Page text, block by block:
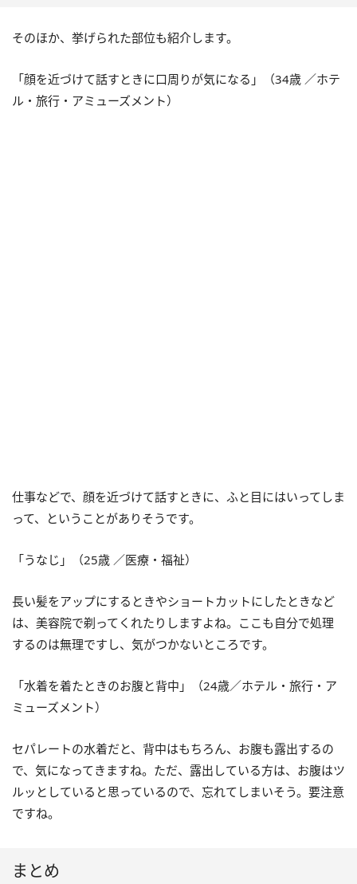
そのほか、挙げられた部位も紹介します。
「顔を近づけて話すときに口周りが気になる」（34歳 ／ホテ
ル・旅行・アミューズメント）
仕事などで、顔を近づけて話すときに、ふと目にはいってしま
って、ということがありそうです。
「うなじ」（25歳 ／医療・福祉）
長い髪をアップにするときやショートカットにしたときなど
は、美容院で剃ってくれたりしますよね。ここも自分で処理
するのは無理ですし、気がつかないところです。
「水着を着たときのお腹と背中」（24歳／ホテル・旅行・ア
ミューズメント）
セパレートの水着だと、背中はもちろん、お腹も露出するの
で、気になってきますね。ただ、露出している方は、お腹はツ
ルッとしていると思っているので、忘れてしまいそう。要注意
ですね。
まとめ